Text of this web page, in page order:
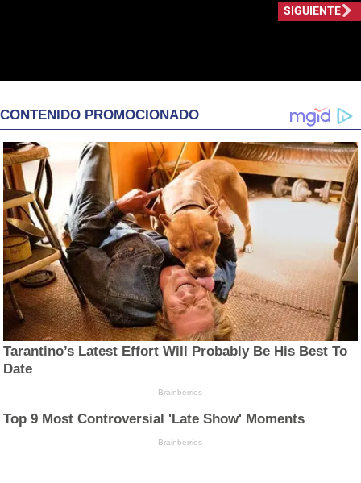
SIGUIENTE
CONTENIDO PROMOCIONADO
Tarantino’s Latest Effort Will Probably Be His Best To
Date
Brainberries
Top 9 Most Controversial 'Late Show' Moments
Brainberries